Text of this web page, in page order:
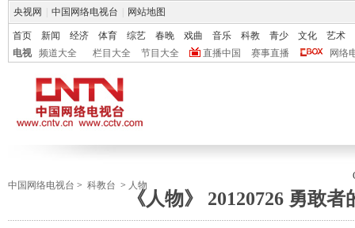
央视网 中国网络电视台 网站地图
首页 新闻 经济 体育 综艺 春晚 戏曲 音乐 科教 青少 文化
艺术
电视
频道大全 栏目大全 节目大全 直播中国 赛事直播 网络
中国网络电视台 > 科教台 > 人物
《人物》 20120726 勇敢